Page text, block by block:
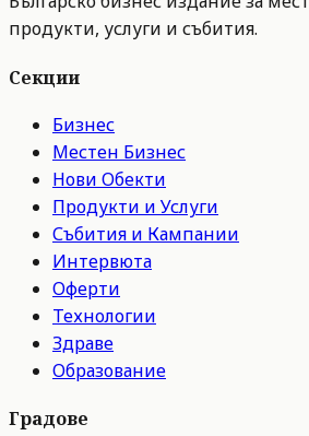
продукти, услуги и събития.
Секции
Бизнес
Местен Бизнес
Нови Обекти
Продукти и Услуги
Събития и Кампании
Интервюта
Оферти
Технологии
Здраве
Образование
Градове